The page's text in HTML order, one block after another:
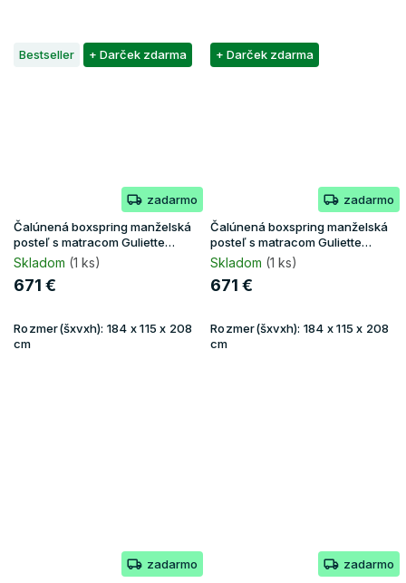
Bestseller + Darček zdarma
zadarmo
Čalúnená boxspring manželská
posteľ s matracom Guliette
180x200 - béžová
Skladom (1 ks)
671 €
Rozmer(šxvxh): 184 x 115 x 208
cm
+ Darček zdarma
zadarmo
Čalúnená boxspring manželská
posteľ s matracom Guliette
180x200 - zelená
Skladom (1 ks)
671 €
Rozmer(šxvxh): 184 x 115 x 208
cm
zadarmo
zadarmo